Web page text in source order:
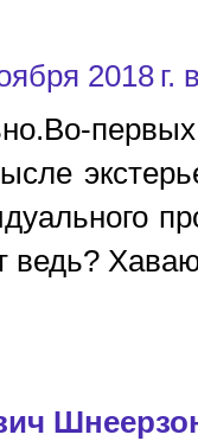
2018 г.
ведь?